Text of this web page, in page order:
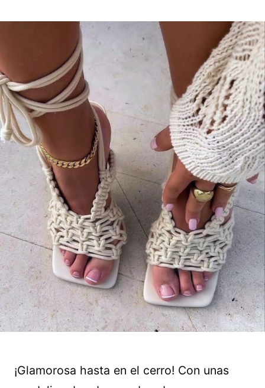
¡Glamorosa hasta en el cerro! Con unas